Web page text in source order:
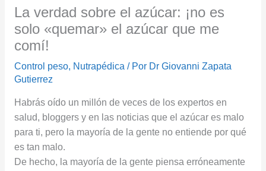
La verdad sobre el azúcar: ¡no es
solo «quemar» el azúcar que me
comí!
Control peso, Nutrapédica / Por Dr Giovanni Zapata
Gutierrez
Habrás oído un millón de veces de los expertos en
salud, bloggers y en las noticias que el azúcar es malo
para ti, pero la mayoría de la gente no entiende por qué
es tan malo.
De hecho, la mayoría de la gente piensa erróneamente